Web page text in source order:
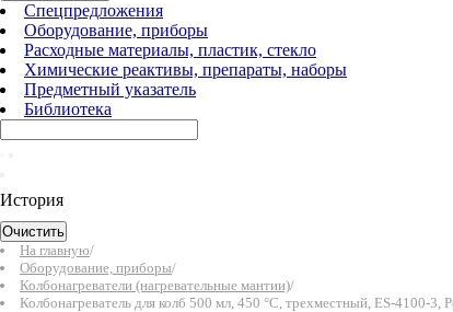
Спецпредложения
Оборудование, приборы
Расходные материалы, пластик, стекло
Химические реактивы, препараты, наборы
Предметный указатель
Библиотека
История
Очистить
На главную/
Оборудование, приборы/
Колбонагреватели (нагревательные мантии)/
Колбонагреватель для колб 500 мл, 450 °С, трехместный, ES-4100-3,